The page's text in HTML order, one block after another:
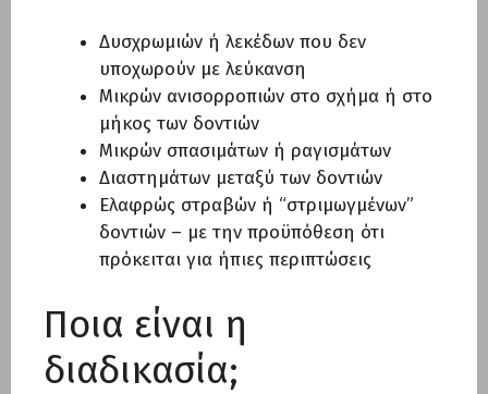
Δυσχρωμιών ή λεκέδων που δεν
υποχωρούν με λεύκανση
Μικρών ανισορροπιών στο σχήμα ή στο
μήκος των δοντιών
Μικρών σπασιμάτων ή ραγισμάτων
Διαστημάτων μεταξύ των δοντιών
Ελαφρώς στραβών ή “στριμωγμένων”
δοντιών – με την προϋπόθεση ότι
πρόκειται για ήπιες περιπτώσεις
Ποια είναι η
διαδικασία;